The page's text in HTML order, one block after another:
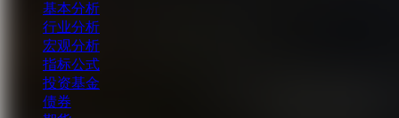
基本分析
行业分析
宏观分析
指标公式
投资基金
债券